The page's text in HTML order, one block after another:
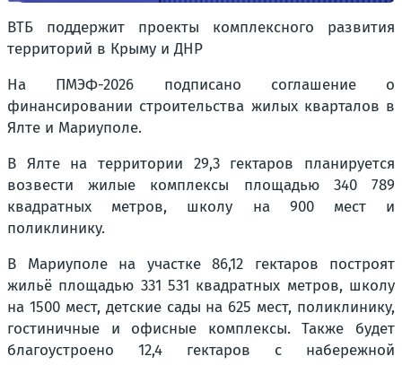
ВТБ поддержит проекты комплексного развития
территорий в Крыму и ДНР
На ПМЭФ-2026 подписано соглашение о
финансировании строительства жилых кварталов в
Ялте и Мариуполе.
В Ялте на территории 29,3 гектаров планируется
возвести жилые комплексы площадью 340 789
квадратных метров, школу на 900 мест и
поликлинику.
В Мариуполе на участке 86,12 гектаров построят
жильё площадью 331 531 квадратных метров, школу
на 1500 мест, детские сады на 625 мест, поликлинику,
гостиничные и офисные комплексы. Также будет
благоустроено 12,4 гектаров с набережной